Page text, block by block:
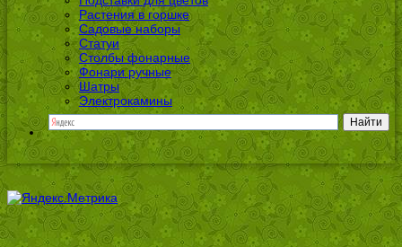
Растения в горшке
Садовые наборы
Статуи
Столбы фонарные
Фонари ручные
Шатры
Электрокамины